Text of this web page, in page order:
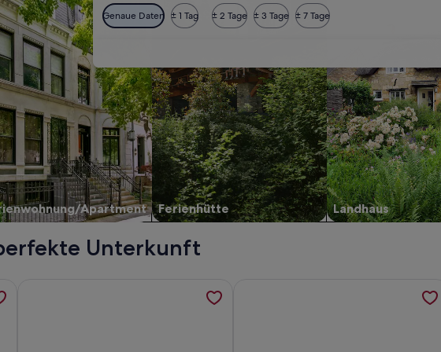
Genaue Daten ± 1 Tag ± 2 Tage ± 3 Tage ± 7 Tage
Apartment Ferienhütte Landhaus
Unterkunft